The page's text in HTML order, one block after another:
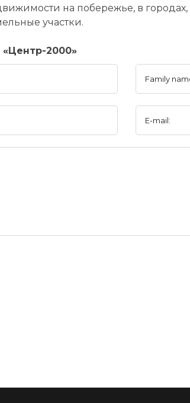
на побережье, в городах,
участки.
2000»
Family
E-mail: